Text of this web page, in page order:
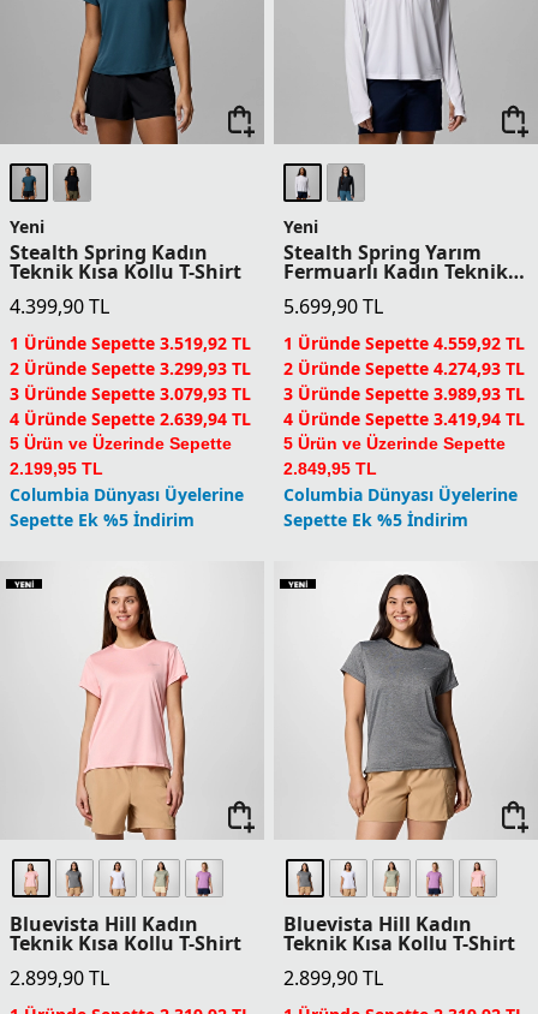
Yeni
Chill Creek Woven Kadın
Teknik Atlet
5.499,90 TL
1 Üründe Sepette 4.399,92 TL
2 Üründe Sepette 4.124,93 TL
3 Üründe Sepette 3.849,93 TL
4 Üründe Sepette 3.299,94 TL
5 Ürün ve Üzerinde Sepette
2.749,95 TL
Columbia Dünyası Üyelerine
Sepette Ek %5 İndirim
Yeni
Chill Creek Woven Kadın
Teknik Atlet
5.499,90 TL
1 Üründe Sepette 4.399,92 TL
2 Üründe Sepette 4.124,93 TL
3 Üründe Sepette 3.849,93 TL
4 Üründe Sepette 3.299,94 TL
5 Ürün ve Üzerinde Sepette
2.749,95 TL
Columbia Dünyası Üyelerine
Sepette Ek %5 İndirim
Yeni
Stealth Spring Yarım
Fermuarlı Kadın Teknik
Uzun Kollu T-Shirt
5.699,90 TL
Yeni
Stealth Spring Kadın
Teknik Kısa Kollu T-Shirt
4.399,90 TL